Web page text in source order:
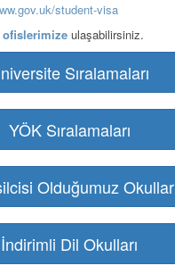
student-visa
ofislerimize ulaşabilirsiniz.
Sıralamaları
YÖK Sıralamaları
Olduğumuz Okullar
İndirimli Dil Okulları